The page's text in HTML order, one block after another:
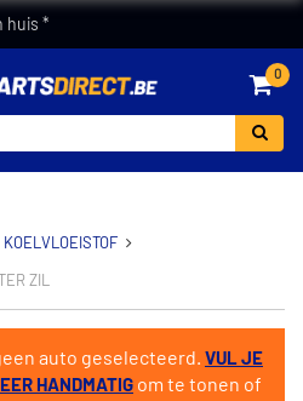
huis *
0
KOELVLOEISTOF
ZIL
auto geselecteerd. VUL JE
HANDMATIG om te tonen of